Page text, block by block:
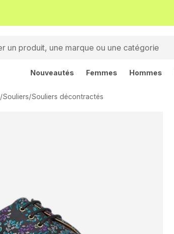
Nouveautés Femmes Hommes
/Souliers/Souliers décontractés